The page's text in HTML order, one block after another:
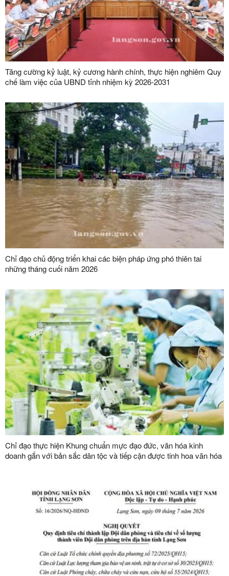
Tăng cường kỷ luật, kỷ cương hành chính, thực hiện nghiêm Quy
chế làm việc của UBND tỉnh nhiệm kỳ 2026-2031
Chỉ đạo chủ động triển khai các biện pháp ứng phó thiên tai
những tháng cuối năm 2026
Chỉ đạo thực hiện Khung chuẩn mực đạo đức, văn hóa kinh
doanh gắn với bản sắc dân tộc và tiếp cận được tinh hoa văn hóa